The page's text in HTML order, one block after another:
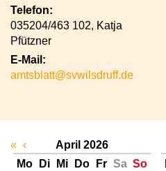
Telefon:
035204/463 102, Katja
Pfützner
E-Mail:
amtsblatt@svwilsdruff.de
« ‹
April 2026
Mo
Di Mi Do Fr Sa So